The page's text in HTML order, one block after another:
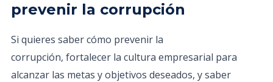
prevenir la corrupción
Si quieres saber cómo prevenir la
corrupción, fortalecer la cultura empresarial para
alcanzar las metas y objetivos deseados, y saber